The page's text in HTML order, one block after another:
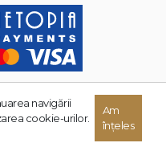
drepturile rezervate.
navigării
cookie-urilor.
Am
înțeles